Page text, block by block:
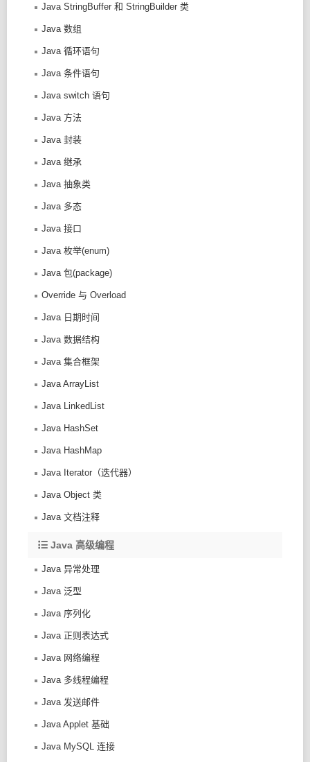
Java StringBuffer 和 StringBuilder 类
Java 数组
Java 循环语句
Java 条件语句
Java switch 语句
Java 方法
Java 封装
Java 继承
Java 抽象类
Java 多态
Java 接口
Java 枚举(enum)
Java 包(package)
Override 与 Overload
Java 日期时间
Java 数据结构
Java 集合框架
Java ArrayList
Java LinkedList
Java HashSet
Java HashMap
Java Iterator（迭代器）
Java Object 类
Java 文档注释
Java 高级编程
Java 异常处理
Java 泛型
Java 序列化
Java 正则表达式
Java 网络编程
Java 多线程编程
Java 发送邮件
Java Applet 基础
Java MySQL 连接